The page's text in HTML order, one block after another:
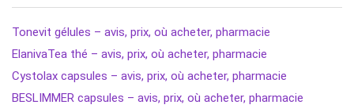
Tonevit gélules – avis, prix, où acheter, pharmacie
ElanivaTea thé – avis, prix, où acheter, pharmacie
Cystolax capsules – avis, prix, où acheter, pharmacie
BESLIMMER capsules – avis, prix, où acheter, pharmacie